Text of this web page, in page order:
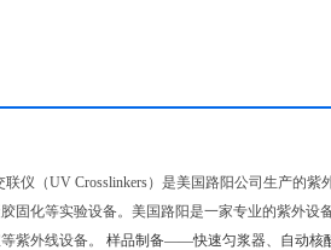
联仪（UV Crosslinkers）是美国路阳公司生产的
固化等实验设备。美国路阳是一家专业的紫外
紫外线设备。
样品制备——快速匀浆器、自动核